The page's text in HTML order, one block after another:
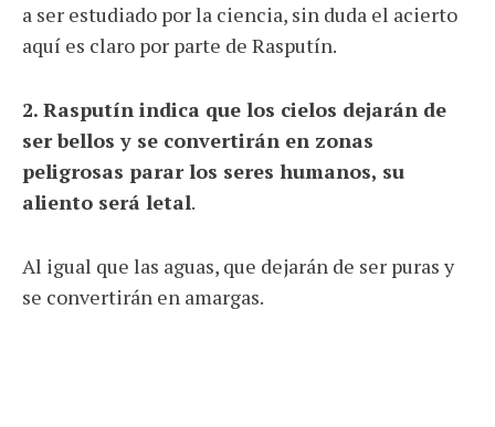
a ser estudiado por la ciencia, sin duda el acierto
aquí es claro por parte de Rasputín.
2. Rasputín indica que los cielos dejarán de
ser bellos y se convertirán en zonas
peligrosas parar los seres humanos, su
aliento será letal.
Al igual que las aguas, que dejarán de ser puras y
se convertirán en amargas.